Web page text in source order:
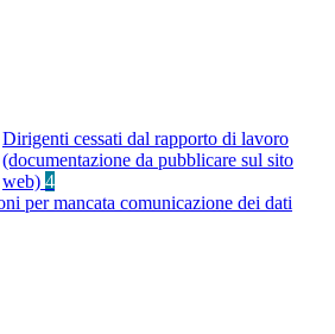
Dirigenti cessati dal rapporto di lavoro
(documentazione da pubblicare sul sito
web) 4
per mancata comunicazione dei dati